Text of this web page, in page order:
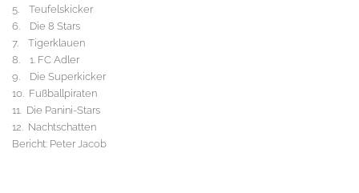
5. Teufelskicker
6. Die 8 Stars
7. Tigerklauen
8. 1. FC Adler
9. Die Superkicker
10. Fußballpiraten
11. Die Panini-Stars
12. Nachtschatten
Bericht: Peter Jacob